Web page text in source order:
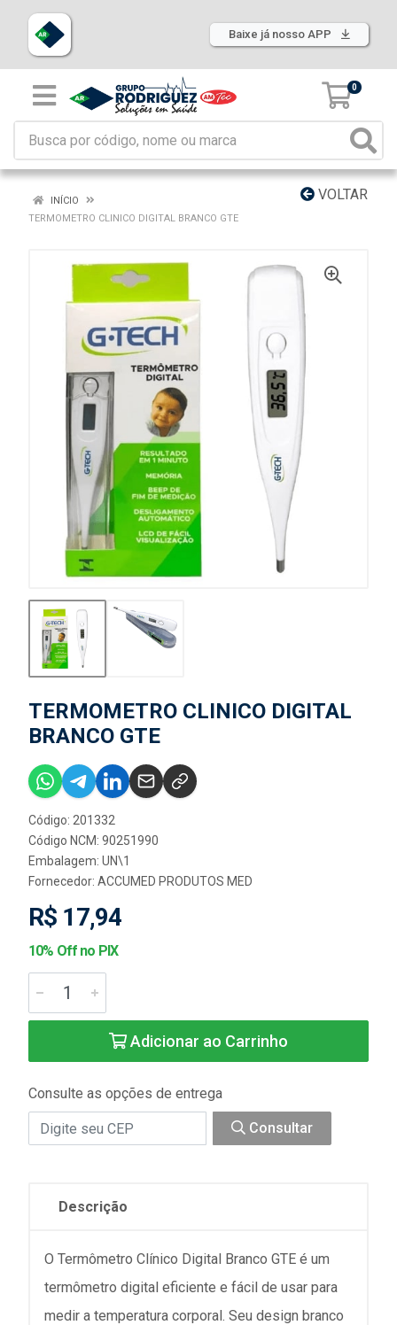
Baixe já nosso APP
0
VOLTAR
INÍCIO
TERMOMETRO CLINICO DIGITAL BRANCO GTE
TERMOMETRO CLINICO DIGITAL
BRANCO GTE
Código: 201332
Código NCM: 90251990
Embalagem: UN\1
Fornecedor: ACCUMED PRODUTOS MED
R$ 17,94
10% Off no PIX
Adicionar ao Carrinho
Consulte as opções de entrega
Consultar
Descrição
O Termômetro Clínico Digital Branco GTE é um
termômetro digital eficiente e fácil de usar para
medir a temperatura corporal. Seu design branco